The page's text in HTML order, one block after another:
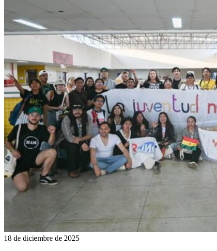
18 de diciembre de 2025